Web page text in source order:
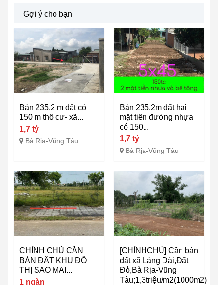
Gợi ý cho bạn
Bán 235,2 m đất có
150 m thổ cư- xã...
1,7 tỷ
Bà Rịa-Vũng Tàu
Bán 235,2m đất hai
mặt tiền đường nhựa
có 150...
1,7 tỷ
Bà Rịa-Vũng Tàu
CHÍNH CHỦ CẦN
BÁN ĐẤT KHU ĐÔ
THỊ SAO MAI...
1 ngàn
[CHÍNHCHỦ] Cần bán
đất xã Láng Dài,Đất
Đỏ,Bà Rịa-Vũng
Tàu;1,3triệu/m2(1000m2)